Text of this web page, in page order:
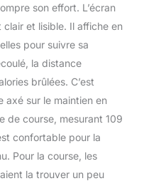
son effort. L’écran
clair et lisible. Il affiche en
pour suivre sa
la distance
brûlées. C’est
axé sur le maintien en
de course, mesurant 109
confortable pour la
Pour la course, les
la trouver un peu